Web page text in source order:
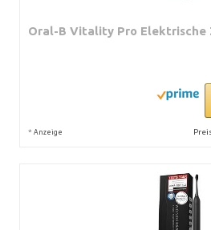
Oral-B Vitality Pro Elektrische
* Anzeige